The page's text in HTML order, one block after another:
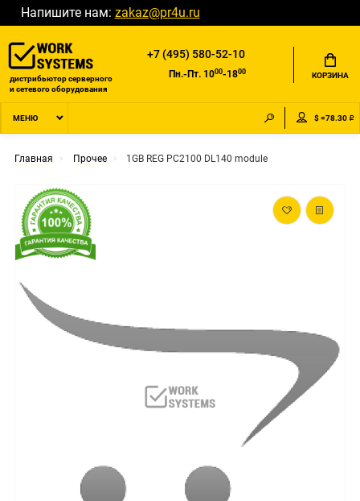
Напишите нам: zakaz@pr4u.ru
дистрибьютор серверного
и сетевого оборудования
+7 (495) 580-52-10
Пн.-Пт. 1000-1800 КОРЗИНА
МЕНЮ $ =78.30 ₽
Главная Прочее 1GB REG PC2100 DL140 module